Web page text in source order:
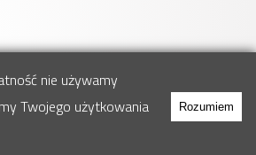
nie używamy
Twojego użytkowania
Rozumiem